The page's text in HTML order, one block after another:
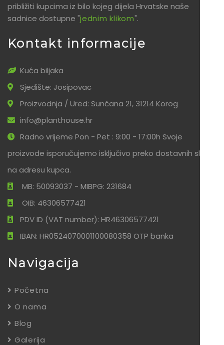
približiti kupcima iz bilo kojeg dijela Hrvatske naše
sadnice dostupne "jednim klikom".
Kontakt informacije
Kuća biljaka
Sjedište: Josipovac
Proizvodnja / Ured: Sunčana 21, 31214 Korog
info@planthouse.hr
Radno vrijeme Pon - Pet : 9:00 - 17:00h Svoje
proizvode isporučujemo isključivo preko dostavnih službi
na adresu kupca.
MB: 50093037 - MIBPG: 231684
OIB: 46306577421
PDV ID (VAT number): HR46306577421
IBAN: HR0524070001100080358 OTP banka
Navigacija
Početna
O nama
Blog
Galerija